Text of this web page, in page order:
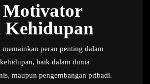
Motivator
Kehidupan
peran penting dalam
baik dalam dunia
maupun pengembangan pribadi.